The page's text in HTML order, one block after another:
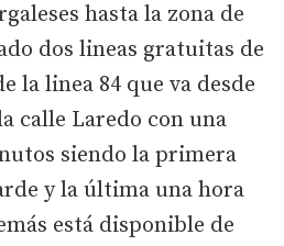
hasta la zona de
dos lineas gratuitas de
la linea 84 que va desde
calle Laredo con una
siendo la primera
y la última una hora
está disponible de